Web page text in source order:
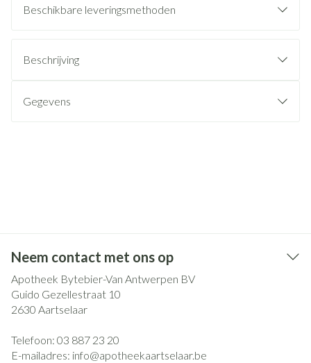
Beschikbare leveringsmethoden
Beschrijving
Gegevens
Neem contact met ons op
Apotheek Bytebier-Van Antwerpen BV
Guido Gezellestraat 10
2630 Aartselaar
Telefoon: 03 887 23 20
E-mailadres: info@apotheekaartselaar.be